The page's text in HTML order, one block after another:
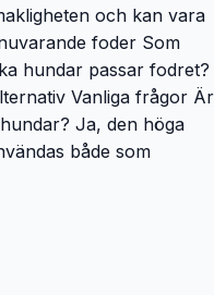
och kan vara
foder Som
hundar passar fodret?
Vanliga frågor Är
Ja, den höga
både som